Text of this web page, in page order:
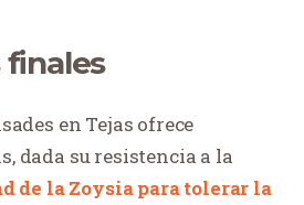
finales
en Tejas ofrece
dada su resistencia a la
de la Zoysia para tolerar la